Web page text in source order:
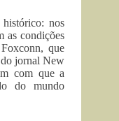
nos
as condições
que
jornal New
com que a
do mundo